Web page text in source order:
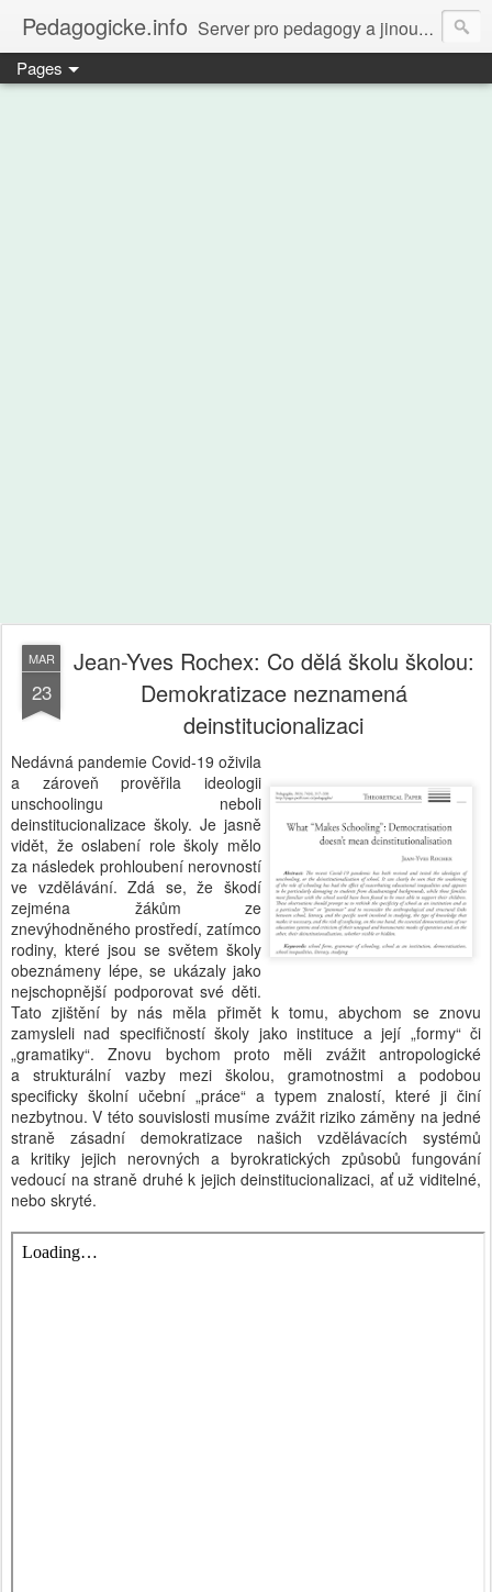
Pedagogicke.info Server pro pedagogy a jinou zvířenu
Pages
MAR
23
Jean-Yves Rochex: Co dělá školu školou:
Demokratizace neznamená
deinstitucionalizaci
Nedávná pandemie Covid-19 oživila
a zároveň prověřila ideologii
unschoolingu neboli
deinstitucionalizace školy. Je jasně
vidět, že oslabení role školy mělo
za následek prohloubení nerovností
ve vzdělávání. Zdá se, že škodí
zejména žákům ze
znevýhodněného prostředí, zatímco
rodiny, které jsou se světem školy
obeznámeny lépe, se ukázaly jako
nejschopnější podporovat své děti.
Tato zjištění by nás měla přimět k tomu, abychom se znovu
zamysleli nad specifičností školy jako instituce a její „formy“ či
„gramatiky“. Znovu bychom proto měli zvážit antropologické
a strukturální vazby mezi školou, gramotnostmi a podobou
specificky školní učební „práce“ a typem znalostí, které ji činí
nezbytnou. V této souvislosti musíme zvážit riziko záměny na jedné
straně zásadní demokratizace našich vzdělávacích systémů
a kritiky jejich nerovných a byrokratických způsobů fungování
vedoucí na straně druhé k jejich deinstitucionalizaci, ať už viditelné,
nebo skryté.